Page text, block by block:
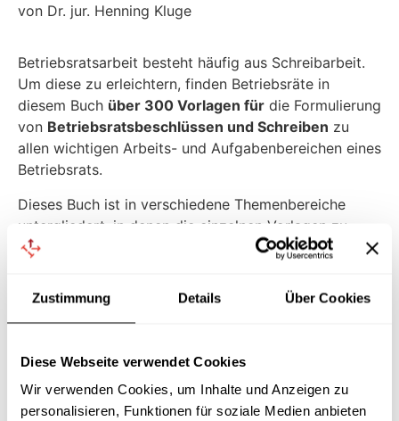
Zustimmung Details Über Cookies
Diese Webseite verwendet Cookies
Wir verwenden Cookies, um Inhalte und Anzeigen zu
personalisieren, Funktionen für soziale Medien anbieten
von Dr. jur. Henning Kluge
Betriebsratsarbeit besteht häufig aus Schreibarbeit.
Um diese zu erleichtern, finden Betriebsräte in
diesem Buch über 300 Vorlagen für die Formulierung
von Betriebsratsbeschlüssen und Schreiben zu
allen wichtigen Arbeits- und Aufgabenbereichen eines
Betriebsrats.
Dieses Buch ist in verschiedene Themenbereiche
untergliedert, in denen die einzelnen Vorlagen zu
einem Thema sinnvoll zusammengefasst sind. Über
sämtliche Vorlagen zu einer bestimmten Vorschrift
aus dem Betriebsverfassungsgesetz schnell und
Zu jeder Vorlage werden die wichtigsten rechtlichen
Aspekte erläutert. Zu vielen Vorlagen finden sich
außerdem Beispiele, die deutlich machen, wie die